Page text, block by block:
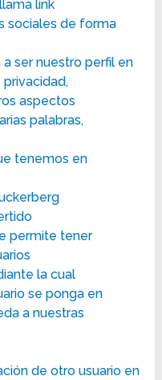
link
sociales de forma
ser nuestro perfil en
aspectos
palabras,
tenemos en
permite tener
la cual
se ponga en
a nuestras
de otro usuario en